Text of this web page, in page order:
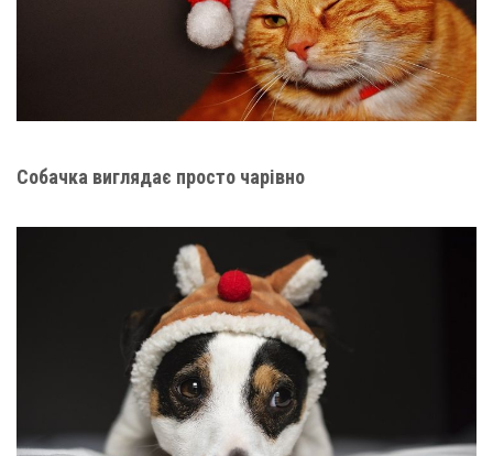
Собачка виглядає просто чарівно